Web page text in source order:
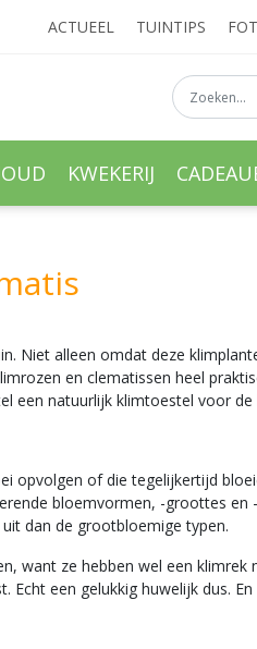
ACTUEEL TUINTIPS
KWEKERIJ
Niet alleen omdat deze
en clematissen heel
een natuurlijk klimtoestel voor de
opvolgen of die tegelijkertijd
bloemvormen, -groottes
dan de grootbloemige typen.
ze hebben wel een klimrek
een gelukkig huwelijk dus.